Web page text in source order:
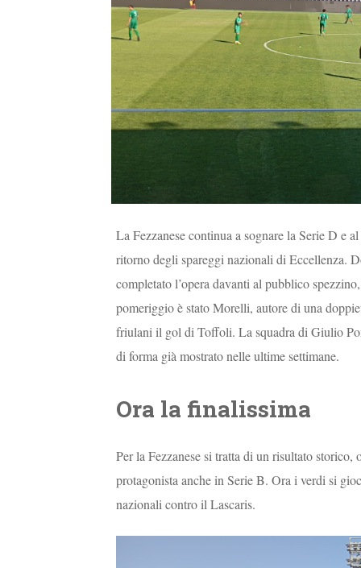
La Fezzanese continua a sognare la Serie D e
ritorno degli spareggi nazionali di Eccellenza.
completato l’opera davanti al pubblico
pomeriggio è stato Morelli, autore di una
friulani il gol di Toffoli. La squadra di Giulio
di forma già mostrato nelle ultime settimane.
Ora la finalissima
Per la Fezzanese si tratta di un risultato
protagonista anche in Serie B. Ora i verdi si
nazionali contro il Lascaris.